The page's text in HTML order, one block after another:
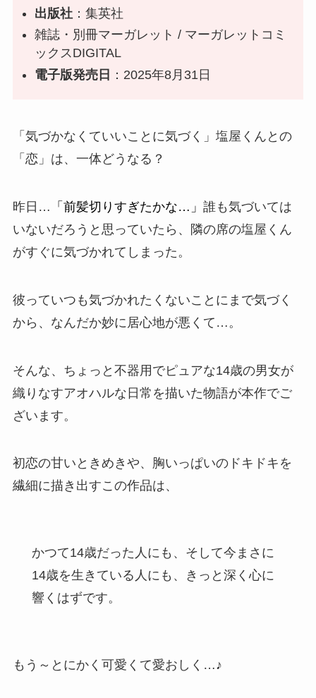
出版社 ：集英社
雑誌・別冊マーガレット / マーガレットコミ
ックスDIGITAL
電子版発売日 ：2025年8月31日
「気づかなくていいことに気づく」塩屋くんとの
「恋」は、一体どうなる？
昨日… 「前髪切りすぎたかな…」 誰も気づいては
いないだろうと思っていたら、隣の席の塩屋 くん
がすぐに気づかれてしまった。
彼っていつも気づかれたくないことにまで気づく
から、なんだか妙に居心地が悪くて…。
そんな、ちょっと不器用でピュアな14歳の男女が
織りなすアオハルな日常を描いた物語が本作でご
ざいます。
初恋の甘いときめきや、胸いっぱいのドキドキを
繊細に描き出すこの作品は、
かつて14歳だった人にも、そして今まさに
14歳を生きている人にも、きっと深く心に
響くはずです。
もう～とにかく可愛くて愛おしく…♪